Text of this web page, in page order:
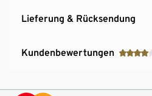
Lieferung & Rücksendung
Kundenbewertungen